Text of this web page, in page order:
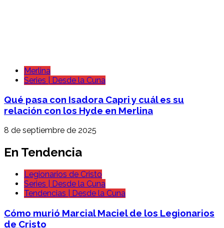
Merlina
Series | Desde la Cuna
Qué pasa con Isadora Capri y cuál es su
relación con los Hyde en Merlina
8 de septiembre de 2025
En Tendencia
Legionarios de Cristo
Series | Desde la Cuna
Tendencias | Desde la Cuna
Cómo murió Marcial Maciel de los Legionarios
de Cristo